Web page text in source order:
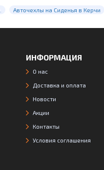
Авточехлы на Сиденья в Керчи
ИНФОРМАЦИЯ
О нас
Доставка и оплата
Новости
Акции
Контакты
Условия соглашения